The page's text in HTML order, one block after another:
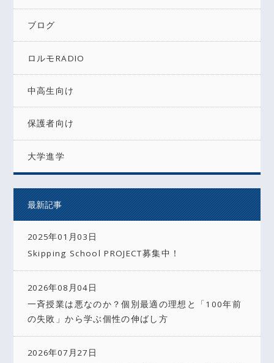
ブログ
ロルモRADIO
中高生向け
保護者向け
大学進学
最新記事
2025年01月03日
Skipping School PROJECT募集中！
2026年08月04日
一斉授業は悪なのか？個別最適の理想と「100年前
の失敗」から学ぶ個性の伸ばし方
2026年07月27日